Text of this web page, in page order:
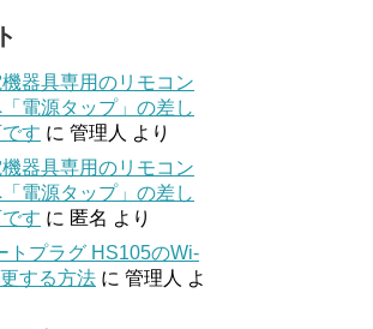
器具専用のリモコン
電源タップ」の差し
す に 管理人 より
器具専用のリモコン
電源タップ」の差し
す に 匿名 より
トプラグ HS105のWi-
する方法 に 管理人 よ